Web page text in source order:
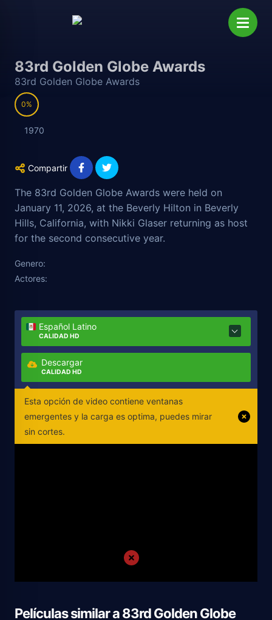
83rd Golden Globe Awards
83rd Golden Globe Awards
0
1970
Compartir
The 83rd Golden Globe Awards were held on
January 11, 2026, at the Beverly Hilton in Beverly
Hills, California, with Nikki Glaser returning as host
for the second consecutive year.
Genero:
Actores:
Español Latino
CALIDAD HD
Descargar
CALIDAD HD
Esta opción de video contiene ventanas
emergentes y la carga es optima, puedes mirar
sin cortes.
Películas similar a83rd Golden Globe